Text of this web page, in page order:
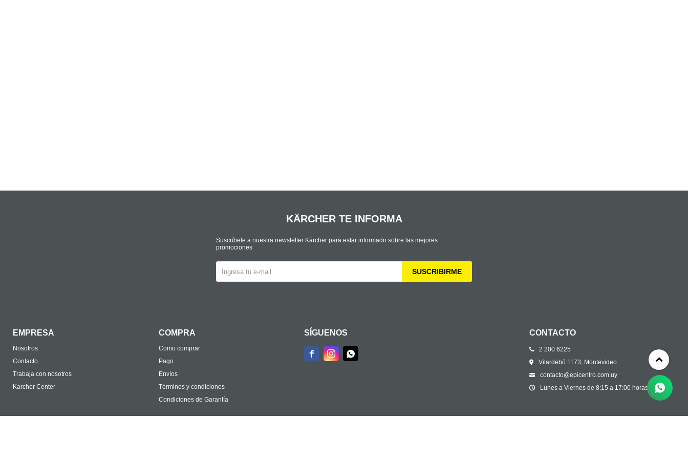
CONTACTO
2 200 6225
Vilardebó 1173, Montevideo
contacto@epicentro.com.uy
Lunes a Viernes de 8:15 a 17:00 horas
EMPRESA
Nosotros
Contacto
Trabaja con nosotros
Karcher Center
COMPRA
Como comprar
Pago
Envíos
Términos y condiciones
Condiciones de Garantía
SÍGUENOS
  
KÄRCHER TE INFORMA
Suscríbete a nuestra newsletter Kärcher para estar informado sobre las mejores
promociones
SUSCRIBIRME